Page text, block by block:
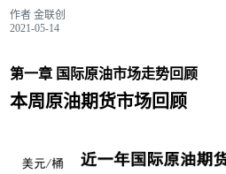
作者金联创
2021-05-14
第一章 国际原油市场走势回顾
本周原油期货市场回顾